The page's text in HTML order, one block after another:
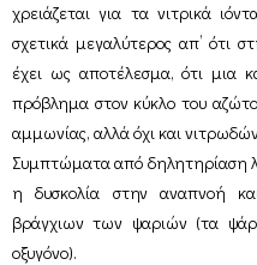
χρειάζεται για τα νιτρικά
σχετικά μεγαλύτερος απ’ ότι
έχει ως αποτέλεσμα, ότι μια
πρόβλημα στον κύκλο του
αμμωνίας, αλλά όχι και
Συμπτώματα από δηλητηρίαση
η δυσκολία στην αναπνοή
βράγχιων των ψαριών (τα
οξυγόνο).